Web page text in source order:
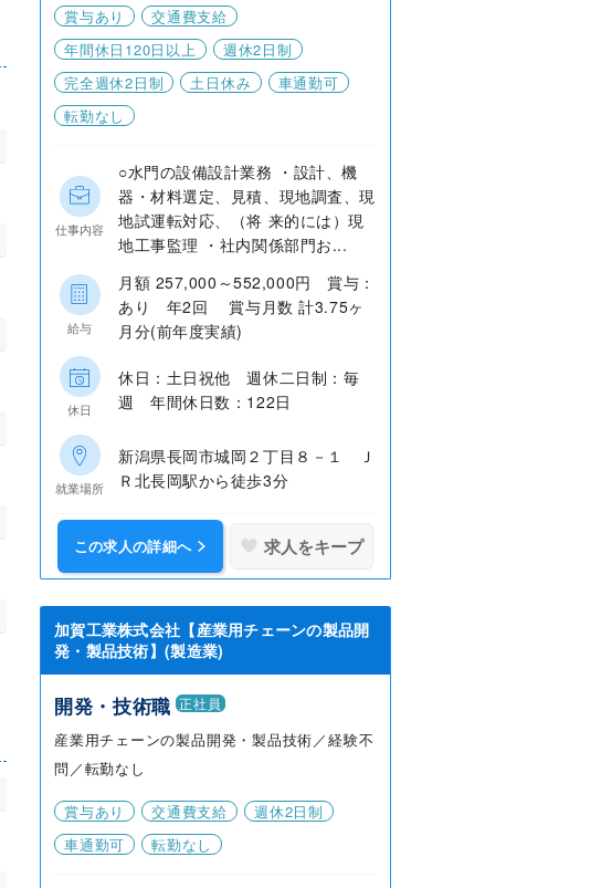
賞与あり
交通費支給
年間休日120日以上
週休2日制
完全週休2日制
土日休み
車通勤可
転勤なし
仕事内容
○水門の設備設計業務 ・設計、機
器・材料選定、見積、現地調査、現
地試運転対応、（将 来的には）現
地工事監理 ・社内関係部門お...
給与
月額 257,000～552,000円 賞与：
あり 年2回 賞与月数 計3.75ヶ
月分(前年度実績)
休日
休日：土日祝他 週休二日制：毎
週 年間休日数：122日
就業場所
新潟県長岡市城岡２丁目８－１ Ｊ
Ｒ北長岡駅から徒歩3分
この求人の詳細へ 求人をキープ
加賀工業株式会社【産業用チェーンの製品開
発・製品技術】(製造業)
開発・技術職 正社員
産業用チェーンの製品開発・製品技術／経験不
問／転勤なし
賞与あり 交通費支給
週休2日制
車通勤可
転勤なし